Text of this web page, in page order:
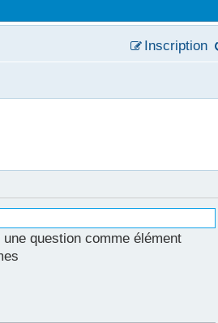
Inscription
question comme élément